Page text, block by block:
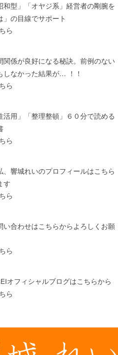
和型」「オヤジ系」経営者の剛腕を
」の目線でサポート
ら
関係が良好になる秘訣。前例のない
しなかった結果が… ！！
ら
活用」「整理整頓」６０分で読める
ら
、響城れいのプロフィールはこちら
す
ら
い合わせはこちらからよろしくお願
ら
オフィシャルブログはこちらから
ら